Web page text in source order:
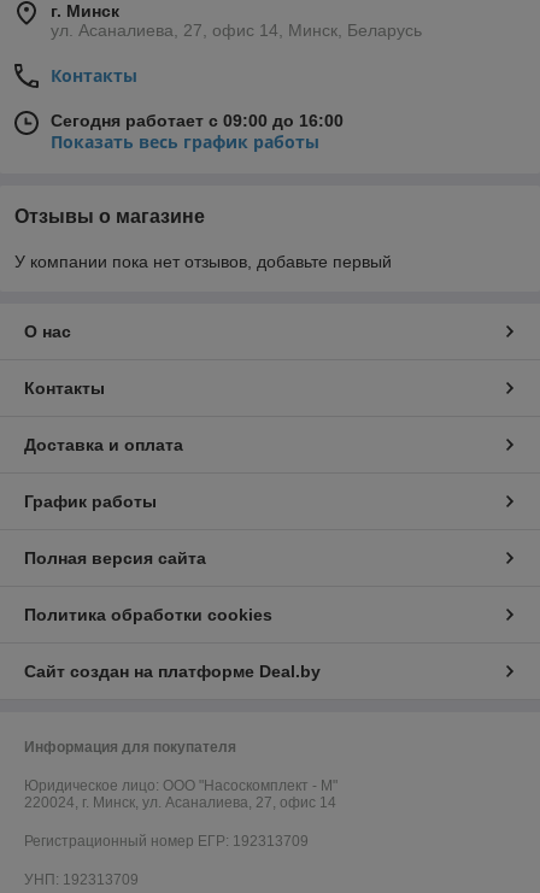
г. Минск
ул. Асаналиева, 27, офис 14, Минск, Беларусь
Контакты
Сегодня работает с 09:00 до 16:00
Показать весь график работы
Отзывы о магазине
У компании пока нет отзывов, добавьте первый
О нас
Контакты
Доставка и оплата
График работы
Полная версия сайта
Политика обработки cookies
Сайт создан на платформе Deal.by
Информация для покупателя
Юридическое лицо: ООО "Насоскомплект - М"
220024, г. Минск, ул. Асаналиева, 27, офис 14
Регистрационный номер ЕГР: 192313709
УНП: 192313709